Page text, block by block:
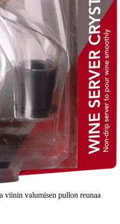
tai
toimitettavia tuotteita.
viinin valumisen pullon reunaa